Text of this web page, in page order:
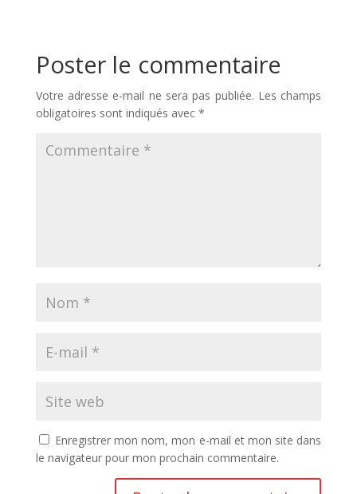
Poster le commentaire
Votre adresse e-mail ne sera pas publiée. Les champs
obligatoires sont indiqués avec *
Enregistrer mon nom, mon e-mail et mon site dans
le navigateur pour mon prochain commentaire.